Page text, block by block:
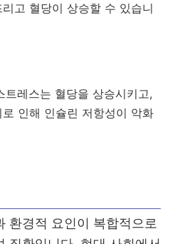
고 혈당이 상승할 수 있습니
트레스는 혈당을 상승시키고,
인해 인슐린 저항성이 악화
환경적 요인이 복합적으로